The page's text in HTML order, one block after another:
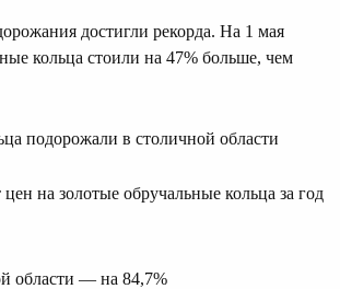
достигли рекорда. На 1 мая
кольца стоили на 47% больше, чем
подорожали в столичной области
на золотые обручальные кольца за год
области — на 84,7%